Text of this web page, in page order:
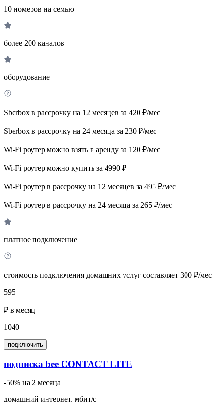
10 номеров на семью
более 200 каналов
оборудование
Sberbox в рассрочку на 12 месяцев за 420 ₽/мес
Sberbox в рассрочку на 24 месяца за 230 ₽/мес
Wi-Fi роутер можно взять в аренду за 120 ₽/мес
Wi-Fi роутер можно купить за 4990 ₽
Wi-Fi роутер в рассрочку на 12 месяцев за 495 ₽/мес
Wi-Fi роутер в рассрочку на 24 месяца за 265 ₽/мес
платное подключение
стоимость подключения домашних услуг составляет 300 ₽/мес
595
₽ в месяц
1040
подключить
подписка bee CONTACT LITE
-50% на 2 месяца
домашний интернет, мбит/с